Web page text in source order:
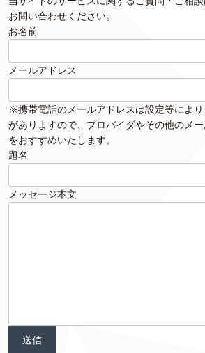
お問い合わせください。
お名前
メールアドレス
※携帯電話のメールアドレスは設定等によ
がありますので、プロバイダやその他のメ
をおすすめいたします。
題名
メッセージ本文